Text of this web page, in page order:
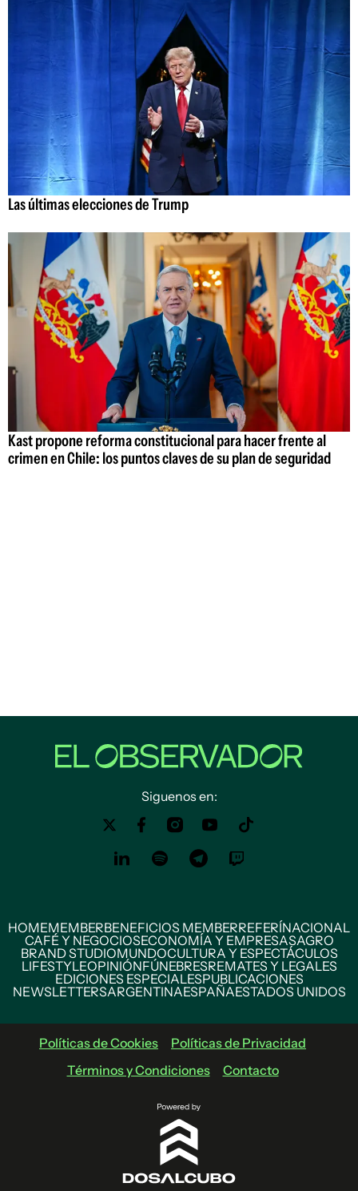
Las últimas elecciones de Trump
Kast propone reforma constitucional para hacer frente al
crimen en Chile: los puntos claves de su plan de seguridad
Siguenos en:
HOMEMEMBERBENEFICIOS MEMBERREFERÍNACIONAL
CAFÉ Y NEGOCIOSECONOMÍA Y EMPRESASAGRO
BRAND STUDIOMUNDOCULTURA Y ESPECTÁCULOS
LIFESTYLEOPINIÓNFÚNEBRESREMATES Y LEGALES
EDICIONES ESPECIALESPUBLICACIONES
NEWSLETTERSARGENTINAESPAÑAESTADOS UNIDOS
Políticas de Cookies
Políticas de Privacidad
Términos y Condiciones
Contacto